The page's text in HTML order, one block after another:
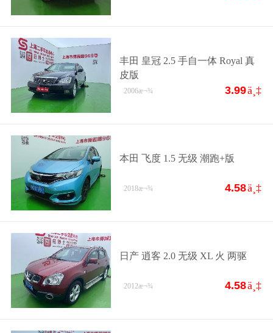
丰田 皇冠 2.5 手自一体 Royal 真
皮版
3.99ä¸‡
2006æ¬¾
本田 飞度 1.5 无级 潮跑+版
4.58ä¸‡
2018æ¬¾
日产 逍客 2.0 无级 XL 火 两驱
4.58ä¸‡
2012æ¬¾